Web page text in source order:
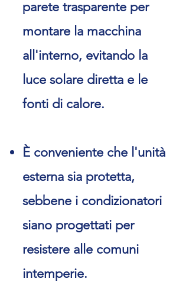
parete trasparente per
montare la macchina
all'interno, evitando la
luce solare diretta e le
fonti di calore.
È conveniente che l'unità
esterna sia protetta,
sebbene i condizionatori
siano progettati per
resistere alle comuni
intemperie.